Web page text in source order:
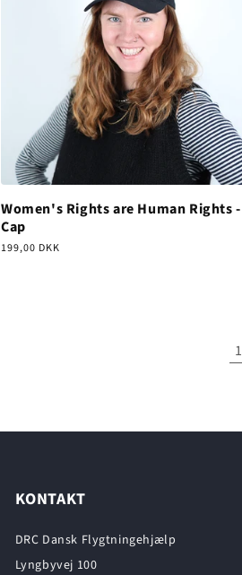
Women's Rights are Human Rights -
Cap
Normalpris
199,00 DKK
1
KONTAKT
DRC Dansk Flygtningehjælp
Lyngbyvej 100